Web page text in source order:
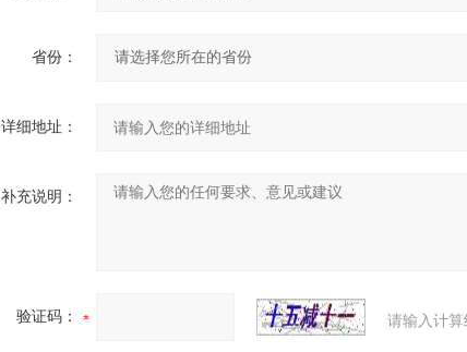
省份：
详细地址：
补充说明：
验证码： 请输入计